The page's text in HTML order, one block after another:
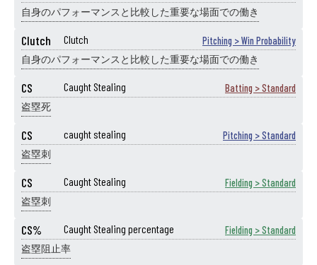
自身のパフォーマンスと比較した重要な場面での働き
Clutch Clutch Pitching > Win Probability
自身のパフォーマンスと比較した重要な場面での働き
CS Caught Stealing Batting > Standard
盗塁死
CS caught stealing Pitching > Standard
盗塁刺
CS Caught Stealing Fielding > Standard
盗塁刺
CS% Caught Stealing percentage Fielding > Standard
盗塁阻止率